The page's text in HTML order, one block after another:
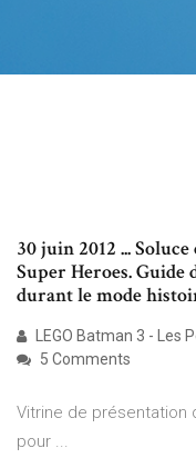
30 juin 2012 ...
Super Heroes. Guide
durant le mode
LEGO Batman 3 - Les
5 Comments
Vitrine de présentation
pour ...